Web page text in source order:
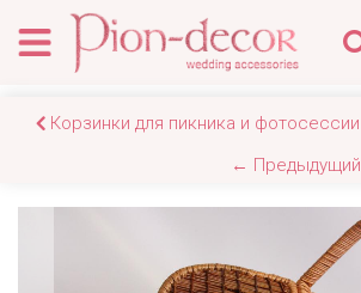
Корзинки для пикника и фотосессии
← Предыдущий